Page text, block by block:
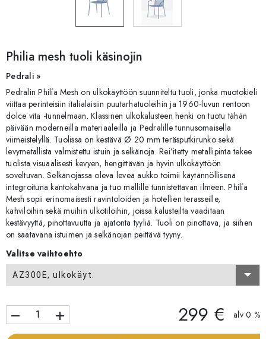
Philia mesh tuoli käsinojin
Pedrali »
Pedralin Philía Mesh on ulkokäyttöön suunniteltu tuoli, jonka muotokieli
viittaa perinteisiin italialaisiin puutarhatuoleihin ja 1960-luvun rentoon
dolce vita -tunnelmaan. Klassinen ulkokalusteen henki on tuotu tähän
päivään moderneilla materiaaleilla ja Pedralille tunnusomaisella
viimeistelyllä. Tuolissa on kestävä Ø 20 mm teräsputkirunko sekä
levymetallista valmistettu istuin ja selkänoja. Rei’itetty metallipinta tekee
tuolista visuaalisesti kevyen, hengittävän ja hyvin ulkokäyttöön
soveltuvan. Selkänojassa oleva leveä aukko toimii käytännöllisenä
integroituna kantokahvana ja tuo mallille tunnistettavan ilmeen. Philía
Mesh sopii erinomaisesti ravintoloiden ja hotellien terasseille,
kahviloihin sekä muihin ulkotiloihin, joissa kalusteilta vaaditaan
kestävyyttä, pinottavuutta ja ajatonta tyyliä. Tuoli on pinottava, ja siihen
on saatavana istuimen ja selkänojan peittävä tyyny.
Valitse vaihtoehto
AZ300E, ulkokäyt.
remove add 299 € alv 0 %